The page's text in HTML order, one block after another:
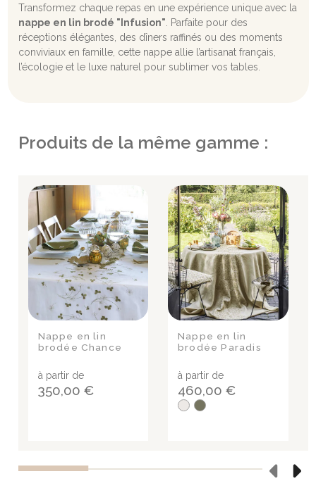
Transformez chaque repas en une expérience unique avec la
nappe en lin brodé "Infusion". Parfaite pour des
réceptions élégantes, des dîners raffinés ou des moments
conviviaux en famille, cette nappe allie l’artisanat français,
l’écologie et le luxe naturel pour sublimer vos tables.
Produits de la même gamme :
Nappe en lin
brodée Chance
à partir de
350,00 €
Nappe en lin
brodée Paradis
à partir de
460,00 €